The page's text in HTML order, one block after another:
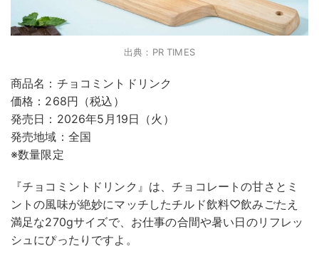
出典：PR TIMES
商品名：チョコミントドリンク
価格：268円（税込）
発売日：2026年5月19日（火）
発売地域：全国
※数量限定
『チョコミントドリンク』は、チョコレートの甘さとミ
ントの風味が絶妙にマッチしたチルド飲料♡飲みごたえ
満足な270gサイズで、お仕事の合間や暑い日のリフレッ
シュにぴったりですよ。